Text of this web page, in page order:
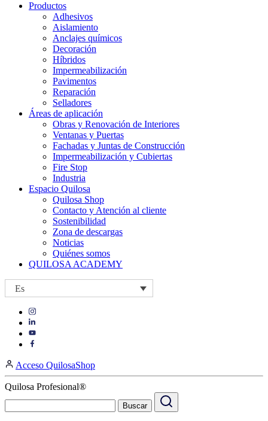
Productos
Adhesivos
Aislamiento
Anclajes químicos
Decoración
Híbridos
Impermeabilización
Pavimentos
Reparación
Selladores
Áreas de aplicación
Obras y Renovación de Interiores
Ventanas y Puertas
Fachadas y Juntas de Construcción
Impermeabilización y Cubiertas
Fire Stop
Industria
Espacio Quilosa
Quilosa Shop
Contacto y Atención al cliente
Sostenibilidad
Zona de descargas
Noticias
Quiénes somos
QUILOSA ACADEMY
Es
Visit
https://www.instagram.com/quilosa_selena/
Visit
our
Visit
page
https://www.facebook.com/QuilosaSelenaIberia/
page
Acceso QuilosaShop
Quilosa Profesional®